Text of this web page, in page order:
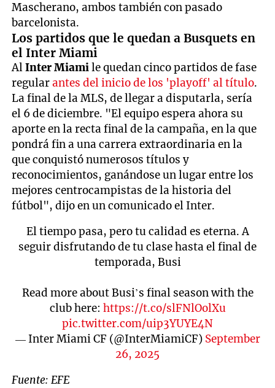
Mascherano, ambos también con pasado
barcelonista.
Los partidos que le quedan a Busquets en
el Inter Miami
AlInter Miamile quedan cinco partidos de fase
regularantes del inicio de los 'playoff' al título.
La final de la MLS, de llegar a disputarla, sería
el 6 de diciembre. "El equipo espera ahora su
aporte en la recta final de la campaña, en la que
pondrá fin a una carrera extraordinaria en la
que conquistó numerosos títulos y
reconocimientos, ganándose un lugar entre los
mejores centrocampistas de la historia del
fútbol", dijo en un comunicado el Inter.
El tiempo pasa, pero tu calidad es eterna. A
seguir disfrutando de tu clase hasta el final de
temporada, Busi
Read more about Busi’s final season with the
club here: https://t.co/slFNlOolXu
pic.twitter.com/uip3YUYE4N
— Inter Miami CF (@InterMiamiCF) September
26, 2025
Fuente: EFE